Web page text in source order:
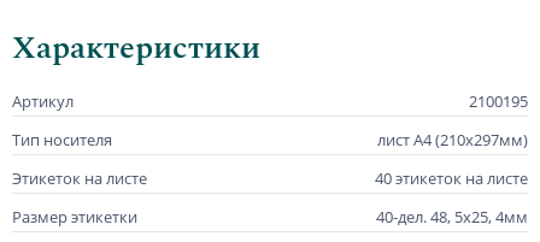
Характеристики
Артикул
2100195
Тип носителя
лист А4 (210х297мм)
Этикеток на листе
40 этикеток на листе
Размер этикетки
40-дел. 48, 5х25, 4мм